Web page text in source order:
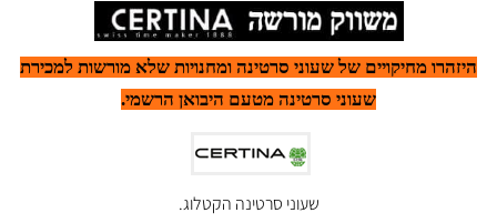
היזהרו מחיקויים של שעוני סרטינה ומחנויות שלא מורשות למכירת
שעוני סרטינה מטעם היבואן הרשמי.
שעוני סרטינה הקטלוג.